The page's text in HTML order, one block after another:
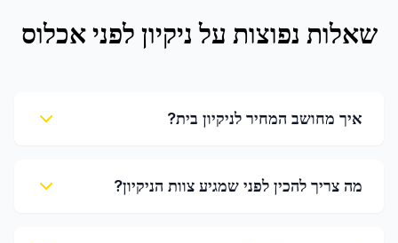
שאלות נפוצות על ניקיון לפני אכלוס
איך מחושב המחיר לניקיון בית?
מה צריך להכין לפני שמגיע צוות הניקיון?